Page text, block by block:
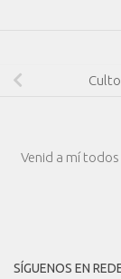
Venid a mí
SÍGUENOS EN